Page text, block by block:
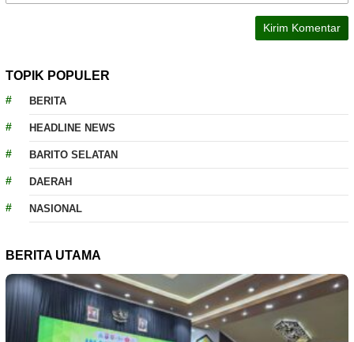
TOPIK POPULER
BERITA
HEADLINE NEWS
BARITO SELATAN
DAERAH
NASIONAL
BERITA UTAMA